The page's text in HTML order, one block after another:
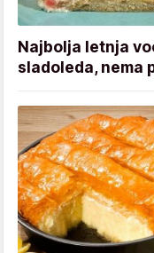
Najbolja letnja
sladoleda, nema